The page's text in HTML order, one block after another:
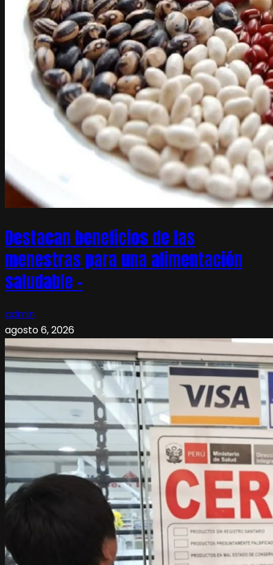
Destacan beneficios de las
menestras para una alimentación
saludable –
admin
agosto 6, 2026